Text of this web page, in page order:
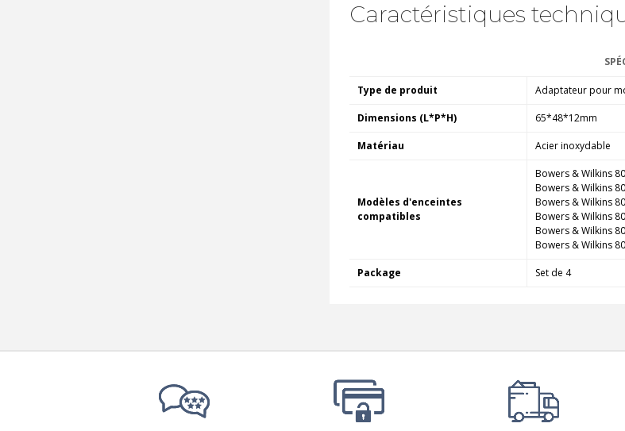
Caractéristiques
Type de produit Adaptateur pour
Dimensions (L*P*H) 65*48*12mm
Matériau Acier inoxydable
Modèles d'enceintes
compatibles
Bowers & Wilkins
Bowers & Wilkins
Bowers & Wilkins
Bowers & Wilkins
Bowers & Wilkins
Bowers & Wilkins
Package Set de 4